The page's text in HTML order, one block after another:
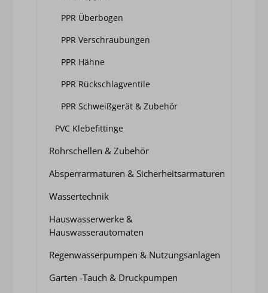
PPR Überbogen
PPR Verschraubungen
PPR Hähne
PPR Rückschlagventile
PPR Schweißgerät & Zubehör
PVC Klebefittinge
Rohrschellen & Zubehör
Absperrarmaturen & Sicherheitsarmaturen
Wassertechnik
Hauswasserwerke &
Hauswasserautomaten
Regenwasserpumpen & Nutzungsanlagen
Garten -Tauch & Druckpumpen